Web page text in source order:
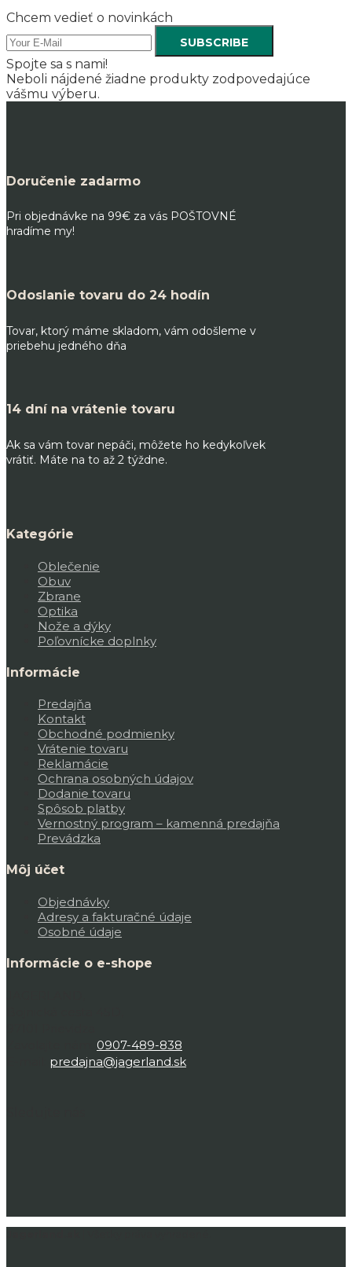
Chcem vedieť o novinkách
SUBSCRIBE
Spojte sa s nami!
Neboli nájdené žiadne produkty zodpovedajúce
vášmu výberu.
Doručenie zadarmo
Pri objednávke na 99€ za vás POŠTOVNÉ
hradíme my!
Odoslanie tovaru do 24 hodín
Tovar, ktorý máme skladom, vám odošleme v
priebehu jedného dňa
14 dní na vrátenie tovaru
Ak sa vám tovar nepáči, môžete ho kedykoľvek
vrátiť. Máte na to až 2 týždne.
Kategórie
Oblečenie
Obuv
Zbrane
Optika
Nože a dýky
Poľovnícke doplnky
Informácie
Predajňa
Kontakt
Obchodné podmienky
Vrátenie tovaru
Reklamácie
Ochrana osobných údajov
Dodanie tovaru
Spôsob platby
Vernostný program – kamenná predajňa
Prevádzka
Môj účet
Objednávky
Adresy a fakturačné údaje
Osobné údaje
Informácie o e-shope
0907-489-838
predajna@jagerland.sk